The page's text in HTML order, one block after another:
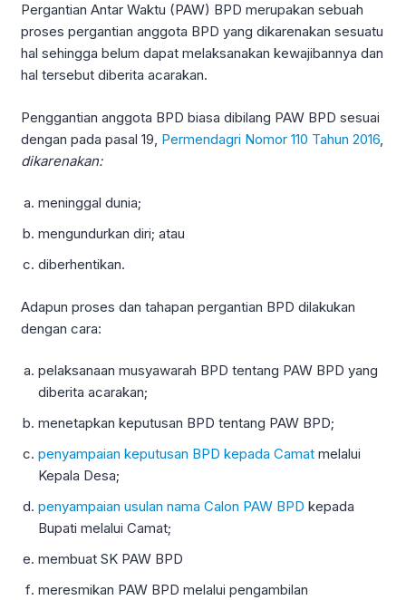
Pergantian Antar Waktu (PAW) BPD merupakan sebuah
proses pergantian anggota BPD yang dikarenakan sesuatu
hal sehingga belum dapat melaksanakan kewajibannya dan
hal tersebut diberita acarakan.
Penggantian anggota BPD biasa dibilang PAW BPD sesuai
dengan pada pasal 19, Permendagri Nomor 110 Tahun 2016,
dikarenakan:
meninggal dunia;
mengundurkan diri; atau
diberhentikan.
Adapun proses dan tahapan pergantian BPD dilakukan
dengan cara:
pelaksanaan musyawarah BPD tentang PAW BPD yang
diberita acarakan;
menetapkan keputusan BPD tentang PAW BPD;
penyampaian keputusan BPD kepada Camat melalui
Kepala Desa;
penyampaian usulan nama Calon PAW BPD kepada
Bupati melalui Camat;
membuat SK PAW BPD
meresmikan PAW BPD melalui pengambilan